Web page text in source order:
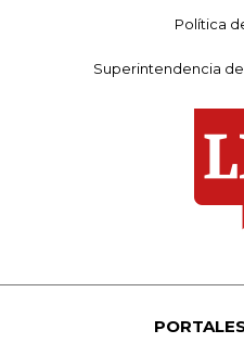
Política
Superintendencia